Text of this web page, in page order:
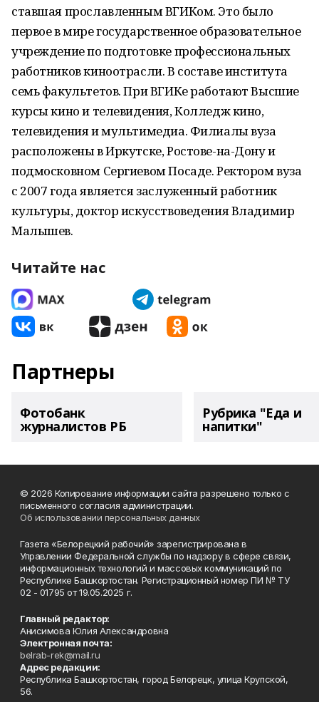
ставшая прославленным ВГИКом. Это было
первое в мире государственное образовательное
учреждение по подготовке профессиональных
работников киноотрасли. В составе института
семь факультетов. При ВГИКе работают Высшие
курсы кино и телевидения, Колледж кино,
телевидения и мультимедиа. Филиалы вуза
расположены в Иркутске, Ростове-на-Дону и
подмосковном Сергиевом Посаде. Ректором вуза
с 2007 года является заслуженный работник
культуры, доктор искусствоведения Владимир
Малышев.
Читайте нас
Партнеры
Фотобанк
журналистов РБ
Рубрика "Еда и
напитки"
© 2026 Копирование информации сайта разрешено только с
письменного согласия администрации.
Об использовании персональных данных
Газета «Белорецкий рабочий» зарегистрирована в
Управлении Федеральной службы по надзору в сфере связи,
информационных технологий и массовых коммуникаций по
Республике Башкортостан. Регистрационный номер ПИ № ТУ
02 - 01795 от 19.05.2025 г.
Главный редактор:
Анисимова Юлия Александровна
Электронная почта:
belrab-rek@mail.ru
Адрес редакции:
Республика Башкортостан, город Белорецк, улица Крупской,
56.